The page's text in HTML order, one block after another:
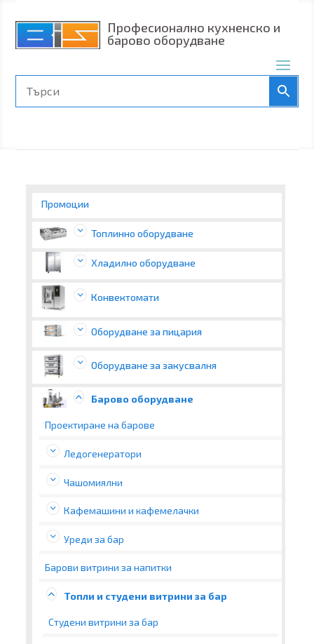
Професионално кухненско и
барово оборудване
Промоции
Топлинно оборудване
Хладилно оборудване
Конвектомати
Оборудване за пицария
Оборудване за закусвалня
Барово оборудване
Проектиране на барове
Ледогенератори
Чашомиялни
Кафемашини и кафемелачки
Уреди за бар
Барови витрини за напитки
Топли и студени витрини за бар
Студени витрини за бар